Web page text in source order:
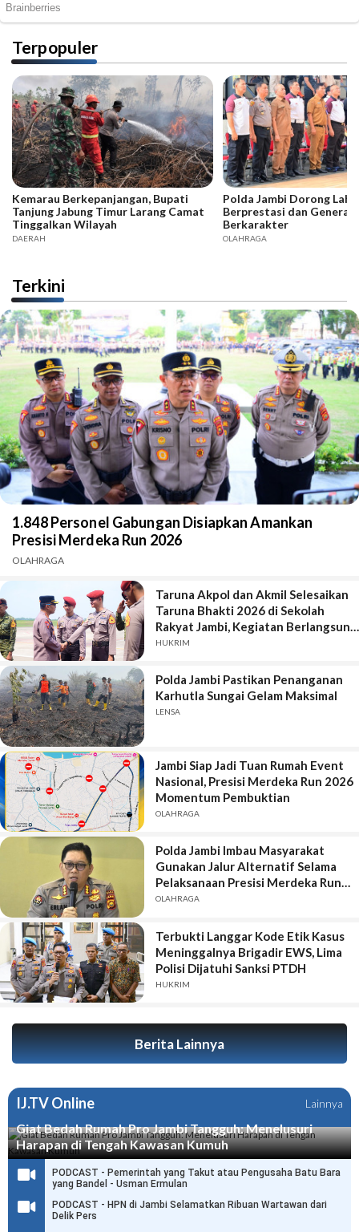
Terpopuler
Kemarau Berkepanjangan, Bupati
Tanjung Jabung Timur Larang Camat
Tinggalkan Wilayah
DAERAH
Polda Jambi Dorong
Berprestasi dan
Berkarakter
OLAHRAGA
Terkini
1.848 Personel Gabungan Disiapkan Amankan
Presisi Merdeka Run 2026
OLAHRAGA
Taruna Akpol dan Akmil Selesaikan
Taruna Bhakti 2026 di Sekolah
Rakyat Jambi, Kegiatan Berlangsung
Aman dan Lancar
HUKRIM
Polda Jambi Pastikan Penanganan
Karhutla Sungai Gelam Maksimal
LENSA
Jambi Siap Jadi Tuan Rumah Event
Nasional, Presisi Merdeka Run 2026
Momentum Pembuktian
OLAHRAGA
Polda Jambi Imbau Masyarakat
Gunakan Jalur Alternatif Selama
Pelaksanaan Presisi Merdeka Run
2026
OLAHRAGA
Terbukti Langgar Kode Etik Kasus
Meninggalnya Brigadir EWS, Lima
Polisi Dijatuhi Sanksi PTDH
HUKRIM
Berita Lainnya
IJ.TV Online Lainnya
Giat Bedah Rumah Pro Jambi Tangguh: Menelusuri
Harapan di Tengah Kawasan Kumuh
PODCAST - Pemerintah yang Takut atau Pengusaha Batu Bara
yang Bandel - Usman Ermulan
PODCAST - HPN di Jambi Selamatkan Ribuan Wartawan dari
Delik Pers